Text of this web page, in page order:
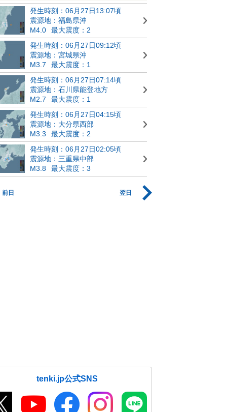
発生時刻：06月27日13:07頃
震源地：福島県沖
M4.0
最大震度：2
発生時刻：06月27日09:12頃
震源地：宮城県沖
M3.7
最大震度：1
発生時刻：06月27日07:14頃
震源地：石川県能登地方
M2.7
最大震度：1
発生時刻：06月27日04:15頃
震源地：大分県西部
M3.3
最大震度：2
発生時刻：06月27日02:05頃
震源地：三重県中部
M3.8
最大震度：3
前日 翌日
tenki.jp公式SNS